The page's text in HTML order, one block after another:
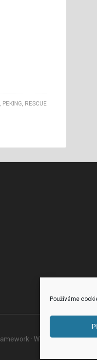
Používáme
, PEKING, RESCUE
· WordPress·Log in